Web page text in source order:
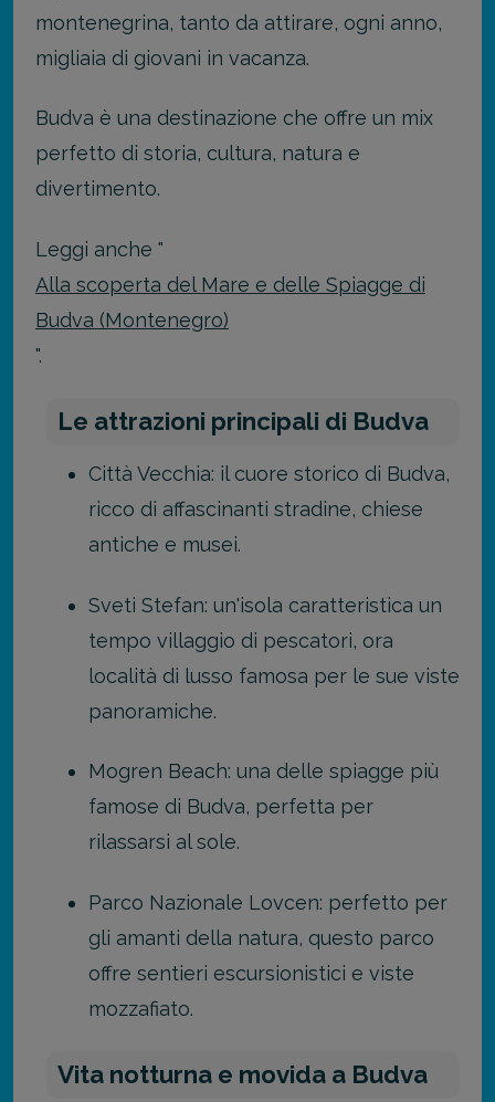
montenegrina, tanto da attirare, ogni anno,
migliaia di giovani in vacanza.
Budva è una destinazione che offre un mix
perfetto di storia, cultura, natura e
divertimento.
Leggi anche "
Alla scoperta del Mare e delle Spiagge di
Budva (Montenegro)
".
Le attrazioni principali di Budva
Città Vecchia: il cuore storico di Budva,
ricco di affascinanti stradine, chiese
antiche e musei.
Sveti Stefan: un'isola caratteristica un
tempo villaggio di pescatori, ora
località di lusso famosa per le sue viste
panoramiche.
Mogren Beach: una delle spiagge più
famose di Budva, perfetta per
rilassarsi al sole.
Parco Nazionale Lovcen: perfetto per
gli amanti della natura, questo parco
offre sentieri escursionistici e viste
mozzafiato.
Vita notturna e movida a Budva